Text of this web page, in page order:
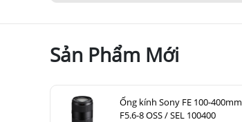
Sản Phẩm Mới
Ống kính Sony FE 100-400mm
F5.6-8 OSS / SEL 100400